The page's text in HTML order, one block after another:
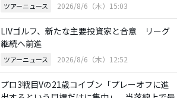
ツアーニュース 2026/8/6（木）15:03
LIVゴルフ、新たな主要投資家と合意 リーグ
継続へ前進
ツアーニュース 2026/8/6（木）12:52
プロ3戦目Vの21歳コイブン「プレーオフに進